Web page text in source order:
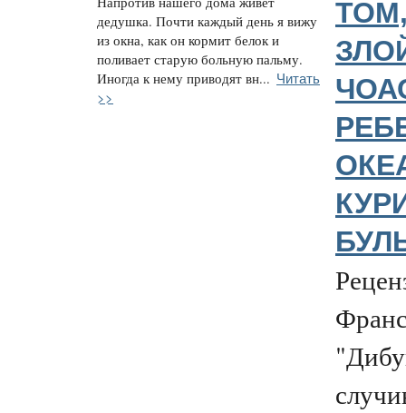
дедушка. Почти каждый день я вижу
из окна, как он кормит белок и
поливает старую больную пальму.
Иногда к нему приводят вн... Читать
>>